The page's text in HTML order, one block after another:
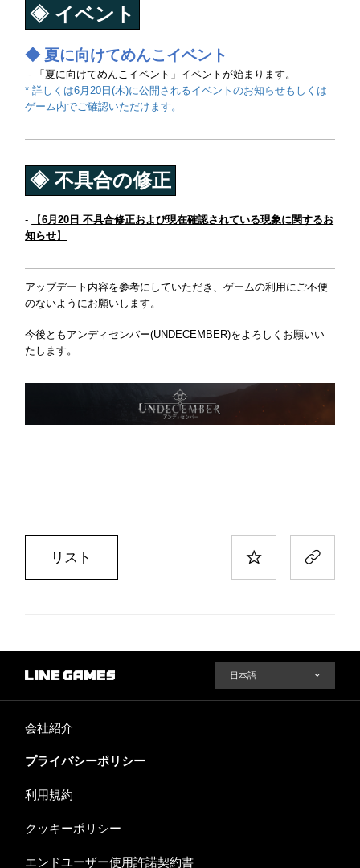
◈ イベント
◆ 夏に向けてめんこイベント
- 「夏に向けてめんこイベント」イベントが始まります。
* 詳しくは6月20日(木)に公開されるイベントのお知らせもしくは
ゲーム内でご確認いただけます。
◈ 不具合の修正
- 【6月20日 不具合修正および現在確認されている現象に関するお
知らせ】
アップデート内容を参考にしていただき、ゲームの利用にご不便
のないようにお願いします。
今後ともアンディセンバー(UNDECEMBER)をよろしくお願いい
たします。
リスト
会社紹介
プライバシーポリシー
利用規約
クッキーポリシー
エンドユーザー使用許諾契約書